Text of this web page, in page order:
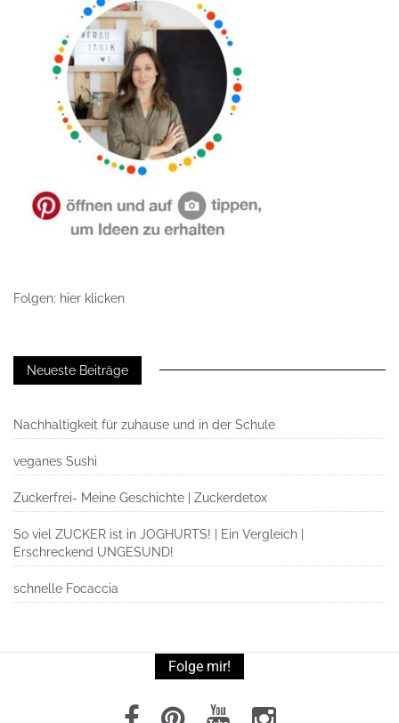
Folgen: hier klicken
Neueste Beiträge
Nachhaltigkeit für zuhause und in der Schule
veganes Sushi
Zuckerfrei- Meine Geschichte | Zuckerdetox
So viel ZUCKER ist in JOGHURTS! | Ein Vergleich |
Erschreckend UNGESUND!
schnelle Focaccia
Folge mir!